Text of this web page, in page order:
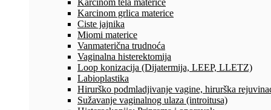
Karcinom tela materice
Karcinom grlica materice
Ciste jajnika
Miomi materice
Vanmaterična trudnoća
Vaginalna histerektomija
Loop konizacija (Dijatermija, LEEP, LLETZ)
Labioplastika
Hirurško podmladjivanje vagine, hirurška
Sužavanje vaginalnog ulaza (introitusa)